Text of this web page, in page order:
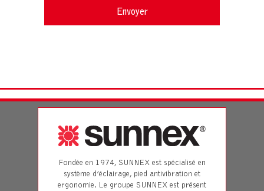
Fondée en 1974, SUNNEX est spécialisé en
système d’éclairage, pied antivibration et
ergonomie. Le groupe SUNNEX est présent